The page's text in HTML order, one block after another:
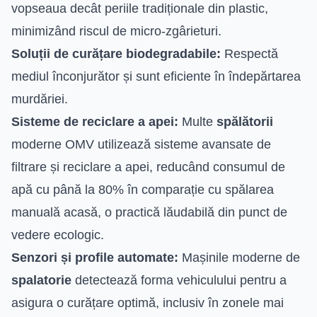
vopseaua decât periile tradiționale din plastic,
minimizând riscul de micro-zgârieturi.
Soluții de curățare biodegradabile: Respectă
mediul înconjurător și sunt eficiente în îndepărtarea
murdăriei.
Sisteme de reciclare a apei: Multe spălătorii
moderne OMV utilizează sisteme avansate de
filtrare și reciclare a apei, reducând consumul de
apă cu până la 80% în comparație cu spălarea
manuală acasă, o practică lăudabilă din punct de
vedere ecologic.
Senzori și profile automate: Mașinile moderne de
spalatorie detectează forma vehiculului pentru a
asigura o curățare optimă, inclusiv în zonele mai